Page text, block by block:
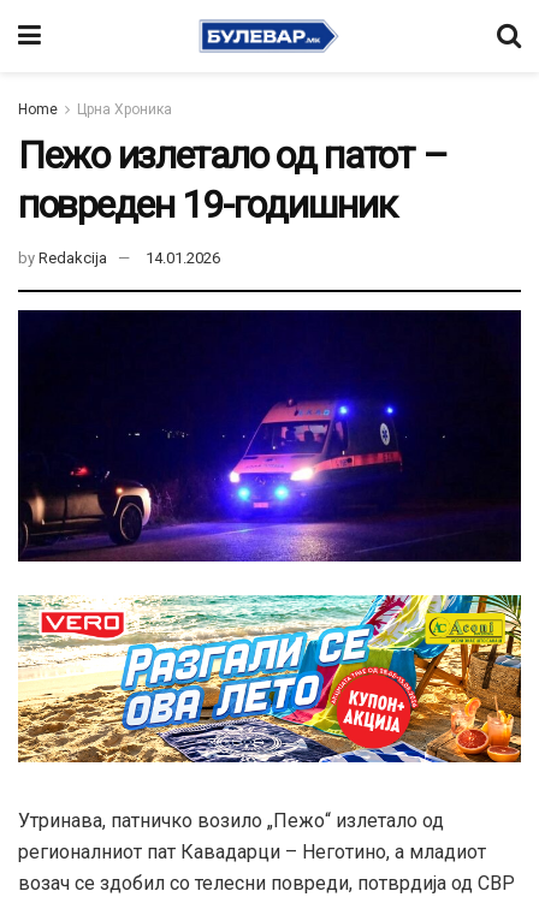
Home Црна Хроника
Пежо излетало од патот –
повреден 19-годишник
by Redakcija 14.01.2026
Утринава, патничко возило „Пежо“ излетало од
регионалниот пат Кавадарци – Неготино, а младиот
возач се здобил со телесни повреди, потврдија од СВР